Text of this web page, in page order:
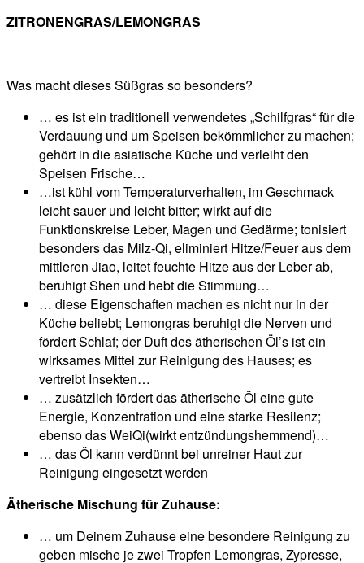
ZITRONENGRAS/LEMONGRAS
Was macht dieses Süßgras so besonders?
… es ist ein traditionell verwendetes „Schilfgras“ für die
Verdauung und um Speisen bekömmlicher zu machen;
gehört in die asiatische Küche und verleiht den
Speisen Frische…
…ist kühl vom Temperaturverhalten, im Geschmack
leicht sauer und leicht bitter; wirkt auf die
Funktionskreise Leber, Magen und Gedärme; tonisiert
besonders das Milz-Qi, eliminiert Hitze/Feuer aus dem
mittleren Jiao, leitet feuchte Hitze aus der Leber ab,
beruhigt Shen und hebt die Stimmung…
… diese Eigenschaften machen es nicht nur in der
Küche beliebt; Lemongras beruhigt die Nerven und
fördert Schlaf; der Duft des ätherischen Öl’s ist ein
wirksames Mittel zur Reinigung des Hauses; es
vertreibt Insekten…
… zusätzlich fördert das ätherische Öl eine gute
Energie, Konzentration und eine starke Resilenz;
ebenso das WeiQi(wirkt entzündungshemmend)…
… das Öl kann verdünnt bei unreiner Haut zur
Reinigung eingesetzt werden
Ätherische Mischung für Zuhause:
… um Deinem Zuhause eine besondere Reinigung zu
geben mische je zwei Tropfen Lemongras, Zypresse,